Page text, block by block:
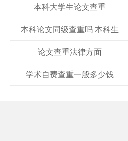
本科大学生论文查重
本科论文同级查重吗 本科生
论文查重法律方面
学术自费查重一般多少钱